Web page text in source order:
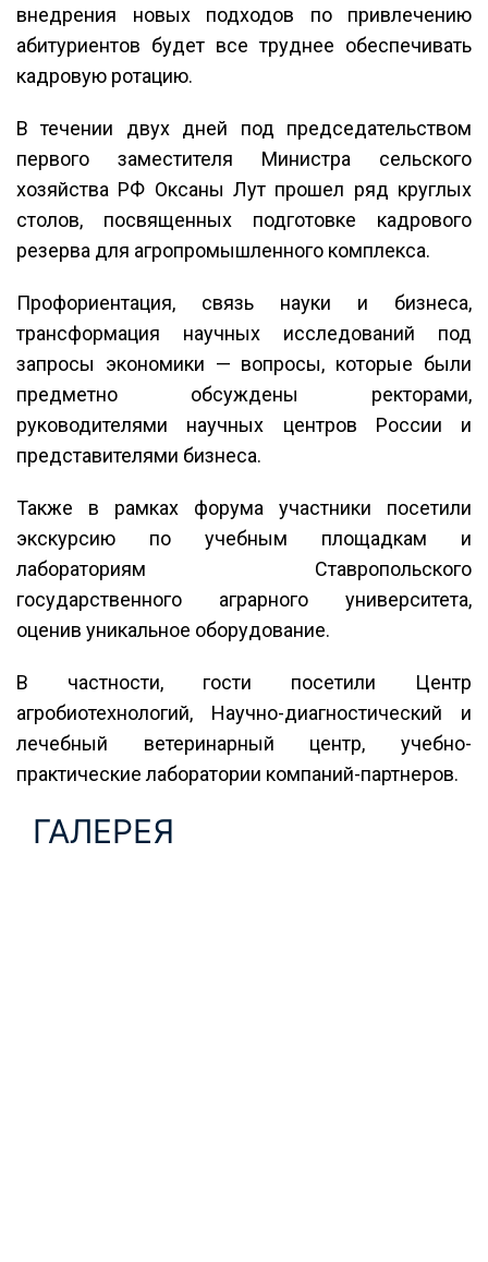
внедрения новых подходов по привлечению
абитуриентов будет все труднее обеспечивать
кадровую ротацию.
В течении двух дней под председательством
первого заместителя Министра сельского
хозяйства РФ Оксаны Лут прошел ряд круглых
столов, посвященных подготовке кадрового
резерва для агропромышленного комплекса.
Профориентация, связь науки и бизнеса,
трансформация научных исследований под
запросы экономики — вопросы, которые были
предметно обсуждены ректорами,
руководителями научных центров России и
представителями бизнеса.
Также в рамках форума участники посетили
экскурсию по учебным площадкам и
лабораториям Ставропольского
государственного аграрного университета,
оценив уникальное оборудование.
В частности, гости посетили Центр
агробиотехнологий, Научно-диагностический и
лечебный ветеринарный центр, учебно-
практические лаборатории компаний-партнеров.
ГАЛЕРЕЯ